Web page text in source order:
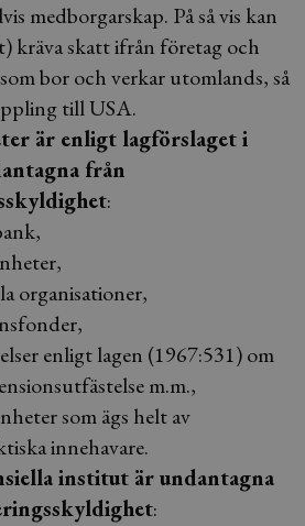
medborgarskap. På så vis kan
kräva skatt ifrån företag och
bor och verkar utomlands, så
till USA.
är enligt lagförslaget i
från
:
organisationer,
enligt lagen (1967:531) om
m.m.,
som ägs helt av
innehavare.
institut är undantagna
: